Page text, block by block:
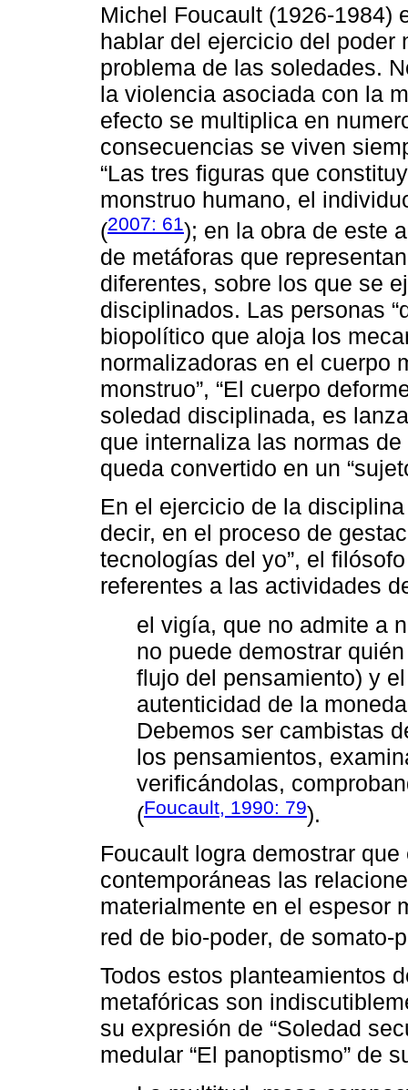
Michel Foucault (1926-1984)
hablar del ejercicio del poder
problema de las soledades.
la violencia asociada con la
efecto se multiplica en
consecuencias se viven
“Las tres figuras que
monstruo humano, el
(2007: 61); en la obra de este
de metáforas que
diferentes, sobre los que se
disciplinados. Las personas
biopolítico que aloja los
normalizadoras en el cuerpo
monstruo”, “El cuerpo
soledad disciplinada, es
que internaliza las normas
queda convertido en un
En el ejercicio de la
decir, en el proceso de
tecnologías del yo”, el
referentes a las actividades
el vigía, que no admite a
no puede demostrar
flujo del pensamiento) y
autenticidad de la
Debemos ser cambistas
los pensamientos,
verificándolas,
(Foucault, 1990: 79).
Foucault logra demostrar
contemporáneas las
materialmente en el espesor
red de bio-poder, de somato-
Todos estos planteamientos
metafóricas son
su expresión de “Soledad
medular “El panoptismo” de